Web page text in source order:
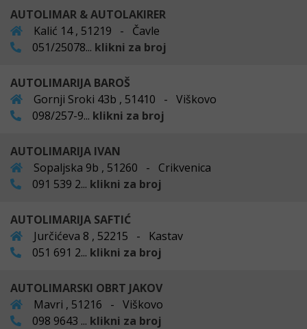
AUTOLIMAR & AUTOLAKIRER
Kalić 14 , 51219 - Čavle
051/25078... klikni za broj
AUTOLIMARIJA BAROŠ
Gornji Sroki 43b , 51410 - Viškovo
098/257-9... klikni za broj
AUTOLIMARIJA IVAN
Sopaljska 9b , 51260 - Crikvenica
091 539 2... klikni za broj
AUTOLIMARIJA SAFTIĆ
Jurčićeva 8 , 52215 - Kastav
051 691 2... klikni za broj
AUTOLIMARSKI OBRT JAKOV
Mavri , 51216 - Viškovo
098 9643 ... klikni za broj